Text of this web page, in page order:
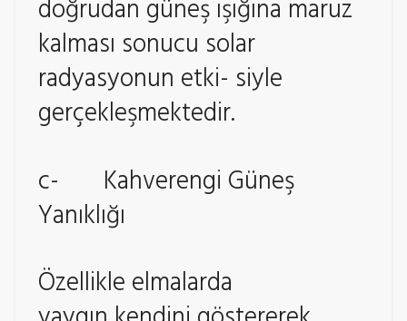
doğrudan güneş ışığına maruz
kalması sonucu solar
radyasyonun etki- siyle
gerçekleşmektedir.
c- Kahverengi Güneş
Yanıklığı
Özellikle elmalarda